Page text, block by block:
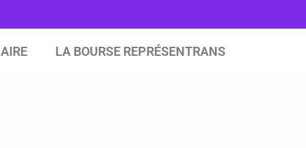
LA BOURSE REPRÉSENTRANS